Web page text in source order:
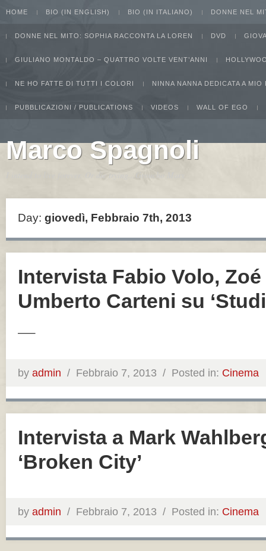
HOME BIO (IN ENGLISH) BIO (IN ITALIANO) DONNE NEL
DONNE NEL MITO: SOPHIA RACCONTA LA LOREN DVD
GIULIANO MONTALDO – QUATTRO VOLTE VENT’ANNI
NE HO FATTE DI TUTTI I COLORI NINNA NANNA DEDICATA A MIO
PUBBLICAZIONI / PUBLICATIONS VIDEOS WALL OF EGO
Marco Spagnoli
Day: giovedì, Febbraio 7th, 2013
Intervista Fabio Volo,
Umberto Carteni su
—–
by admin / Febbraio 7, 2013 / Posted in: Cinema
Intervista a Mark
‘Broken City’
by admin / Febbraio 7, 2013 / Posted in: Cinema